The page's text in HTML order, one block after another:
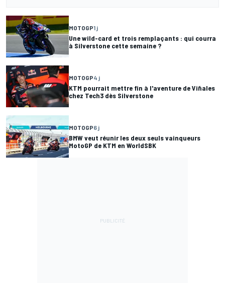
MOTOGP1 j
Une wild-card et trois remplaçants : qui courra
à Silverstone cette semaine ?
MOTOGP4 j
KTM pourrait mettre fin à l'aventure de Viñales
chez Tech3 dès Silverstone
MOTOGP6 j
BMW veut réunir les deux seuls vainqueurs
MotoGP de KTM en WorldSBK